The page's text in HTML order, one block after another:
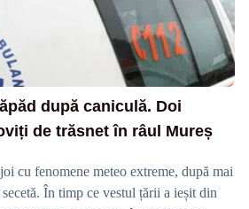
după caniculă. Doi
de trăsnet în râul Mureș
cu fenomene meteo extreme, după mai
În timp ce vestul țării a ieșit din